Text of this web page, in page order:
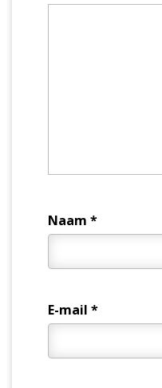
Naam *
E-mail *